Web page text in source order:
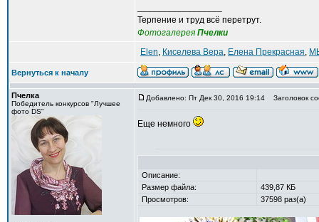
Терпение и труд всё перетрут.
Фотогалерея Пчелки
Elen, Киселева Вера, Елена Прекрасная,
Вернуться к началу
Пчелка
Победитель конкурсов "Лучшее
фото DS"
Добавлено: Пт Дек 30, 2016 19:14 Заголовок
Еще немного
Описание:
Размер файла:
439,87 КБ
Просмотров:
37598 раз(а)